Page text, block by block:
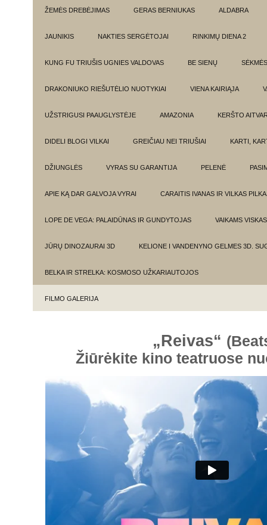
ŽEMĖS DREBĖJIMAS GERAS BERNIUKAS ALDABRA
JAUNIKIS NAKTIES SERGĖTOJAI RINKIMŲ DIENA 2
KUNG FU TRIUŠIS UGNIES VALDOVAS BE SIENŲ
DRAKONIUKO RIEŠUTĖLIO NUOTYKIAI VIENA KAIRIĄJA
UŽSTRIGUSI PAAUGLYSTĖJE AMAZONIA KERŠTO
DIDELI BLOGI VILKAI GREIČIAU NEI TRIUŠIAI KARTI,
DŽIUNGLĖS VYRAS SU GARANTIJA PELENĖ
APIE KĄ DAR GALVOJA VYRAI CARAITIS IVANAS IR VILKAS
LOPE DE VEGA: PALAIDŪNAS IR GUNDYTOJAS VAIKAMS
JŪRŲ DINOZAURAI 3D KELIONE I VANDENYNO GELMES 3D.
BELKA IR STRELKA: KOSMOSO UŽKARIAUTOJOS
FILMO GALERIJA
„Reivas“
Žiūrėkite kino teatruose